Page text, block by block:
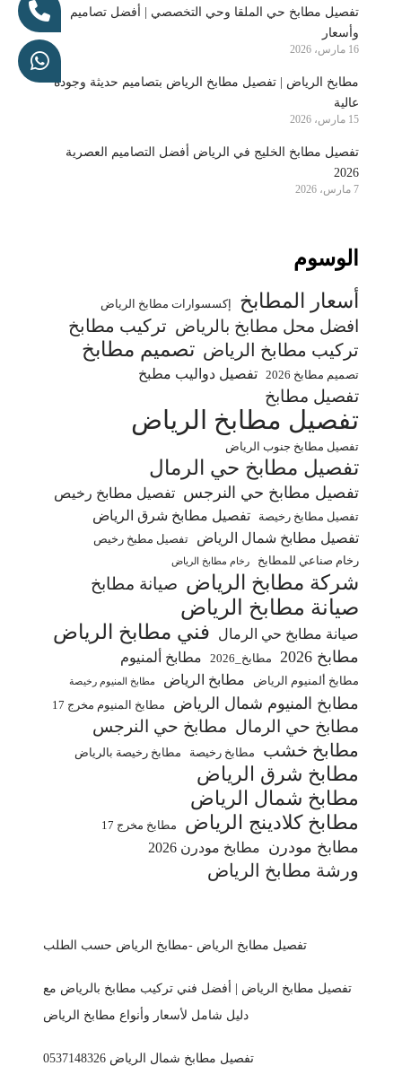
تفصيل مطابخ حي الملقا وحي التخصصي | أفضل تصاميم
وأسعار
16 مارس، 2026
مطابخ الرياض | تفصيل مطابخ الرياض بتصاميم حديثة وجودة
عالية
15 مارس، 2026
تفصيل مطابخ الخليج في الرياض أفضل التصاميم العصرية
2026
7 مارس، 2026
الوسوم
أسعار المطابخ إكسسوارات مطابخ الرياض
افضل محل مطابخ بالرياض تركيب مطابخ
تركيب مطابخ الرياض تصميم مطابخ
تصميم مطابخ 2026 تفصيل دواليب مطبخ
تفصيل مطابخ
تفصيل مطابخ الرياض
تفصيل مطابخ جنوب الرياض
تفصيل مطابخ حي الرمال
تفصيل مطابخ حي النرجس تفصيل مطابخ رخيص
تفصيل مطابخ رخيصة
تفصيل مطابخ شرق الرياض
تفصيل مطابخ شمال الرياض
تفصيل مطبخ رخيص
رخام صناعي للمطابخ
رخام مطابخ الرياض
شركة مطابخ الرياض صيانة مطابخ
صيانة مطابخ الرياض
صيانة مطابخ حي الرمال فني مطابخ الرياض
مطابخ 2026 مطابخ_2026 مطابخ ألمنيوم
مطابخ ألمنيوم الرياض مطابخ الرياض مطابخ المنيوم رخيصة
مطابخ المنيوم شمال الرياض مطابخ المنيوم مخرج 17
مطابخ حي الرمال مطابخ حي النرجس
مطابخ خشب مطابخ رخيصة مطابخ رخيصة بالرياض
مطابخ شرق الرياض
مطابخ شمال الرياض
مطابخ كلادينج الرياض
مطابخ مخرج 17
مطابخ مودرن مطابخ مودرن 2026
ورشة مطابخ الرياض
تفصيل مطابخ الرياض -مطابخ الرياض حسب الطلب
تفصيل مطابخ الرياض | أفضل فني تركيب مطابخ بالرياض مع
دليل شامل لأسعار وأنواع مطابخ الرياض
تفصيل مطابخ شمال الرياض 0537148326